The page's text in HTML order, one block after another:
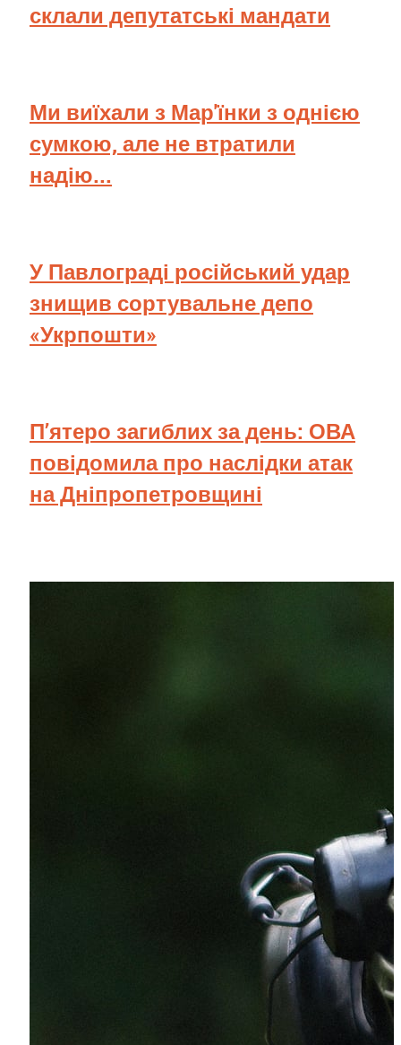
склали депутатські мандати
Ми виїхали з Мар'їнки з однією
сумкою, але не втратили
надію...
У Павлограді російський удар
знищив сортувальне депо
«Укрпошти»
П’ятеро загиблих за день: ОВА
повідомила про наслідки атак
на Дніпропетровщині